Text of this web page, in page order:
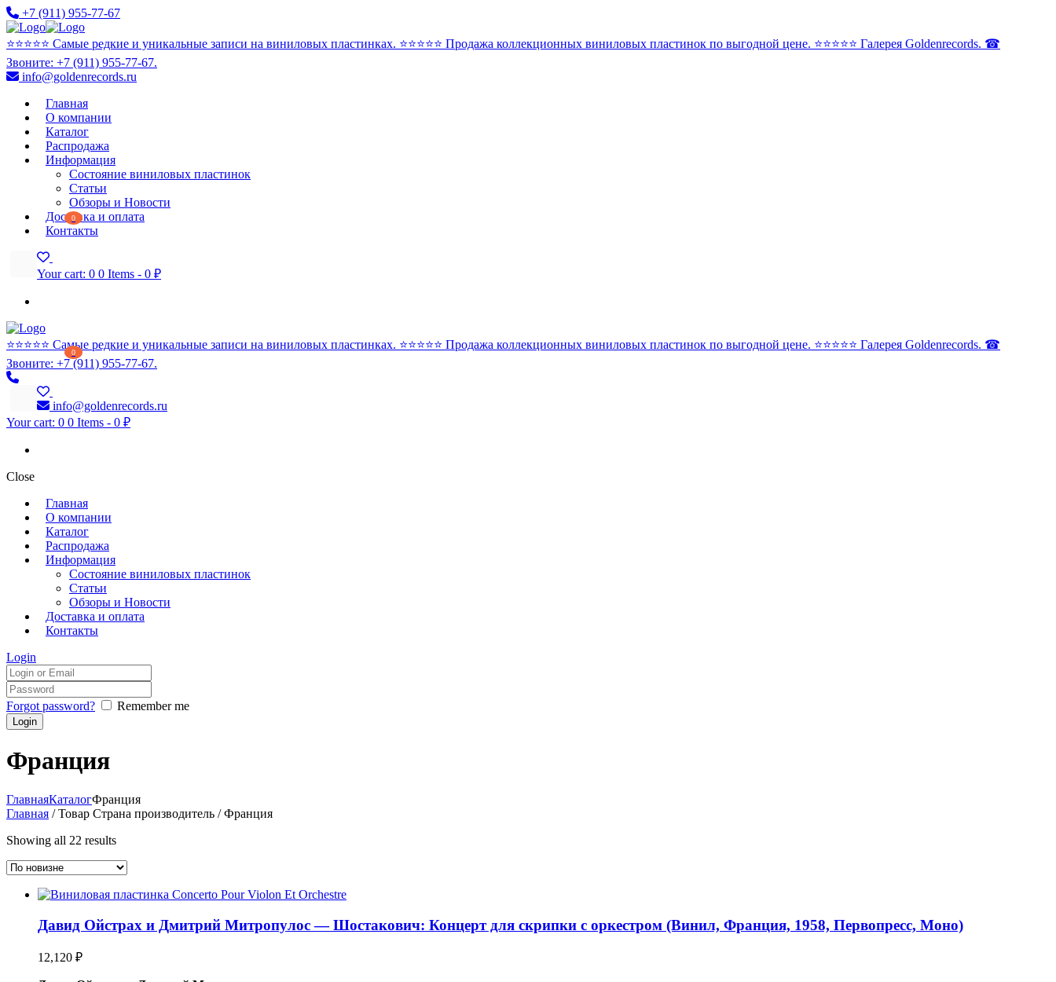
+7 (911) 955-77-67
⭐️⭐️⭐️⭐️⭐️ Самые редкие и уникальные записи на виниловых пластинках. ⭐️⭐️⭐️⭐️⭐️ Продажа коллекционных виниловых пластинок по выгодной цене. ⭐️⭐️⭐️⭐️⭐️ Галерея Goldenrecords. ☎
Звоните: +7 (911) 955-77-67.
info@goldenrecords.ru
Главная
О компании
Каталог
Распродажа
Информация
Состояние виниловых пластинок
Статьи
Обзоры и Новости
Доставка и оплата
Контакты
0
Your cart: 0 0 Items - 0 ₽
⭐️⭐️⭐️⭐️⭐️ Самые редкие и уникальные записи на виниловых пластинках. ⭐️⭐️⭐️⭐️⭐️ Продажа коллекционных виниловых пластинок по выгодной цене. ⭐️⭐️⭐️⭐️⭐️ Галерея Goldenrecords. ☎
Звоните: +7 (911) 955-77-67.
0
info@goldenrecords.ru
Your cart: 0 0 Items - 0 ₽
Close
Главная
О компании
Каталог
Распродажа
Информация
Состояние виниловых пластинок
Статьи
Обзоры и Новости
Доставка и оплата
Контакты
Login
Forgot password? Remember me
Франция
ГлавнаяКаталогФранция
Главная / Товар Страна производитель / Франция
Showing all 22 results
Давид Ойстрах и Дмитрий Митропулос — Шостакович: Концерт для скрипки с оркестром (Винил, Франция, 1958, Первопресс, Моно)
12,120 ₽